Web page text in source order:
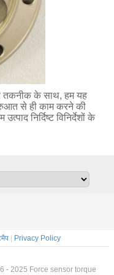
तकनीक के साथ, हम यह
से ही काम करने की
निर्दिष्ट विनिर्देशों के
|
Privacy Policy
- 2025 Force sensor torque